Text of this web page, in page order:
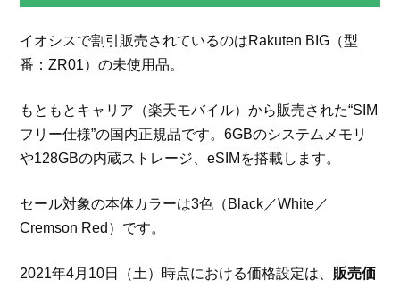
イオシスで割引販売されているのはRakuten BIG（型
番：ZR01）の未使用品。
もともとキャリア（楽天モバイル）から販売された“SIM
フリー仕様”の国内正規品です。6GBのシステムメモリ
や128GBの内蔵ストレージ、eSIMを搭載します。
セール対象の本体カラーは3色（Black／White／
Cremson Red）です。
2021年4月10日（土）時点における価格設定は、 販売価